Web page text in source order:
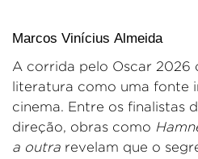
Marcos Vinícius Almeida
A corrida pelo Oscar 2026
literatura como uma fonte
cinema. Entre os finalistas
direção, obras como
a outra revelam que o